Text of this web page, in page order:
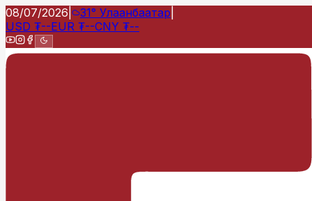
08/07/2026 31° Улаанбаатар
USD ₮--EUR ₮--CNY ₮--